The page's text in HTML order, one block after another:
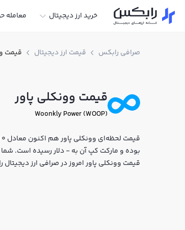
خرید ارز دیجیتال معامله
صرافی رابکس قیمت ارز دیجیتال قیمت
قیمت وونکلی پاور
Woonkly Power (WOOP)
بوده و مارکت کپ آن به - دلار رسیده است. شما
قیمت وونکلی پاور امروز در صرافی ارز